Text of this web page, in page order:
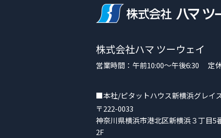
株式会社ハマ ツーウェイ
営業時間：午前10:00～午後6:30 定
■本社/ピタットハウス新横浜グレイ
〒222-0033
神奈川県横浜市港北区新横浜３丁目5
2F